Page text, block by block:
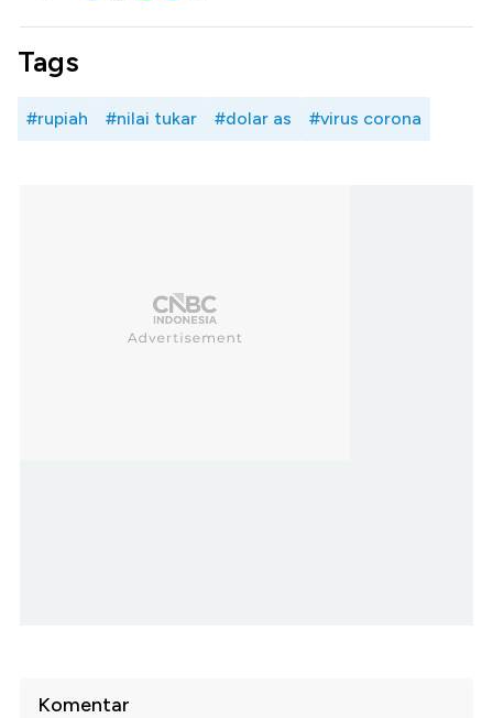
Tags
#rupiah #nilai tukar #dolar as #virus corona
Komentar